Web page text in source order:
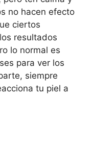
no hacen efecto
ciertos
resultados
lo normal es
para ver los
siempre
tu piel a